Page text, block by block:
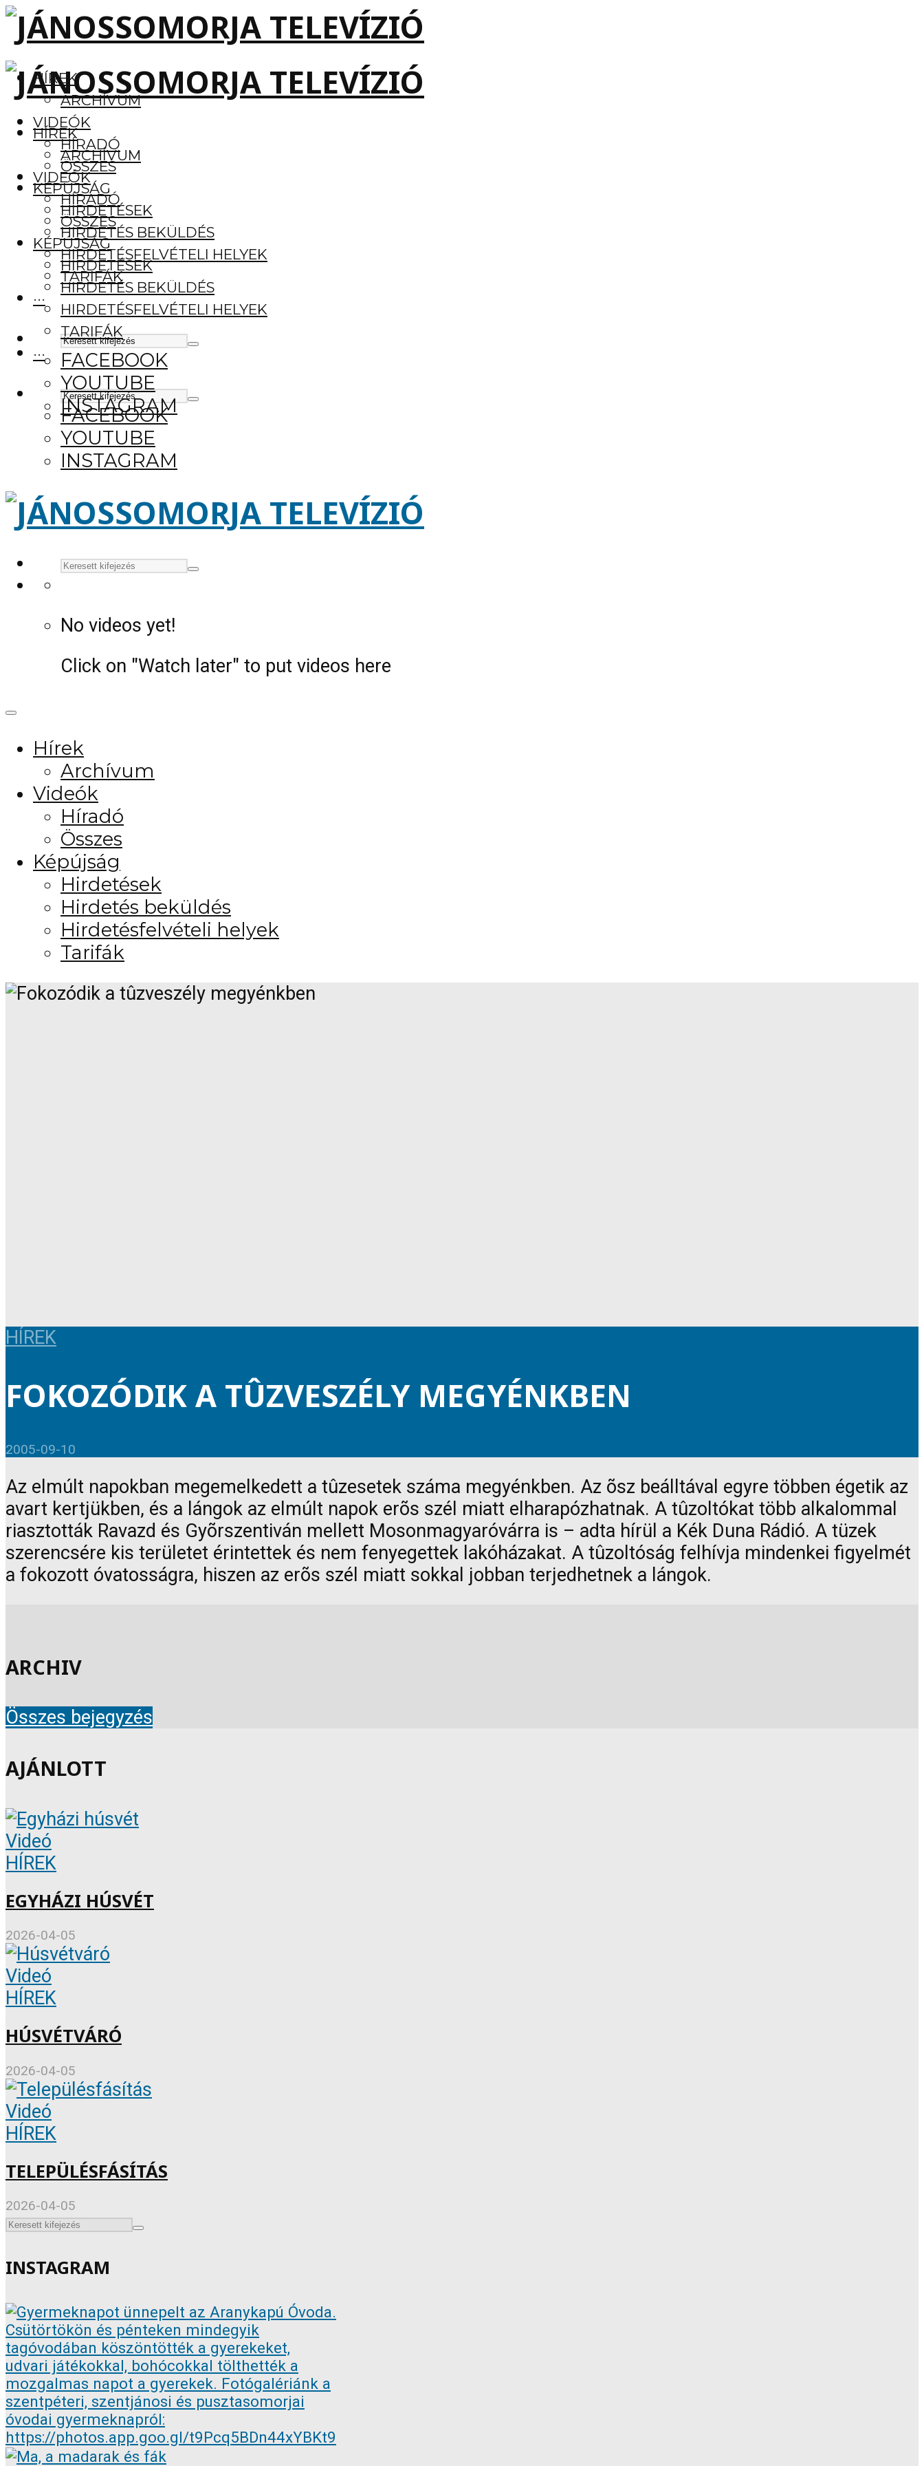
HÍREK
ARCHÍVUM
VIDEÓK
HÍRADÓ
ÖSSZES
KÉPÚJSÁG
HIRDETÉSEK
HIRDETÉS BEKÜLDÉS
HIRDETÉSFELVÉTELI HELYEK
TARIFÁK
···
FACEBOOK
YOUTUBE
INSTAGRAM
HÍREK
ARCHÍVUM
VIDEÓK
HÍRADÓ
ÖSSZES
KÉPÚJSÁG
HIRDETÉSEK
HIRDETÉS BEKÜLDÉS
HIRDETÉSFELVÉTELI HELYEK
TARIFÁK
···
FACEBOOK
YOUTUBE
INSTAGRAM
No videos yet!
Click on "Watch later" to put videos here
Hírek
Archívum
Videók
Híradó
Összes
Képújság
Hirdetések
Hirdetés beküldés
Hirdetésfelvételi helyek
Tarifák
HÍREK
FOKOZÓDIK A TÛZVESZÉLY MEGYÉNKBEN
2005-09-10
Az elmúlt napokban megemelkedett a tûzesetek száma megyénkben. Az õsz beálltával egyre többen égetik az
avart kertjükben, és a lángok az elmúlt napok erõs szél miatt elharapózhatnak. A tûzoltókat több alkalommal
riasztották Ravazd és Gyõrszentiván mellett Mosonmagyaróvárra is – adta hírül a Kék Duna Rádió. A tüzek
szerencsére kis területet érintettek és nem fenyegettek lakóházakat. A tûzoltóság felhívja mindenkei figyelmét
a fokozott óvatosságra, hiszen az erõs szél miatt sokkal jobban terjedhetnek a lángok.
ARCHIV
Összes bejegyzés
AJÁNLOTT
Videó
HÍREK
EGYHÁZI HÚSVÉT
2026-04-05
Videó
HÍREK
HÚSVÉTVÁRÓ
2026-04-05
Videó
HÍREK
TELEPÜLÉSFÁSÍTÁS
2026-04-05
INSTAGRAM